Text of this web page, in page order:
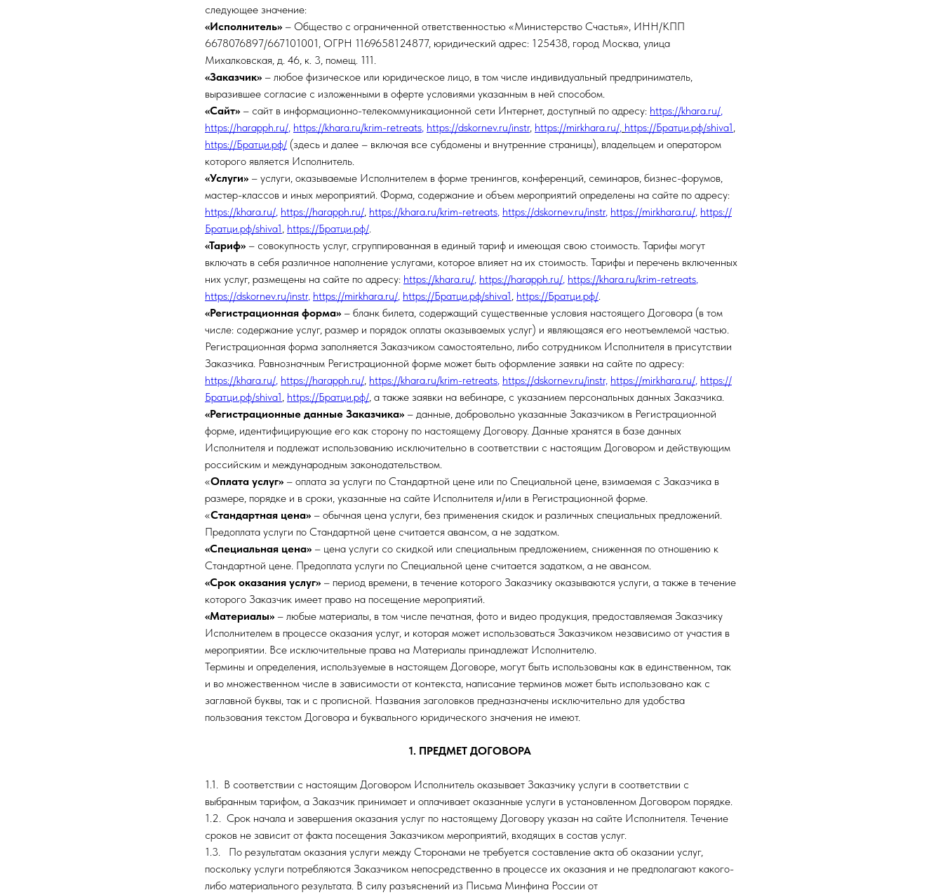
следующее значение:
«Исполнитель» – Общество с ограниченной ответственностью «Министерство Счастья», ИНН/КПП
6678076897/667101001, ОГРН 1169658124877, юридический адрес: 125438, город Москва, улица
Михалковская, д. 46, к. 3, помещ. 111.
«Заказчик» – любое физическое или юридическое лицо, в том числе индивидуальный предприниматель,
выразившее согласие с изложенными в оферте условиями указанным в ней способом.
«Сайт» – сайт в информационно-телекоммуникационной сети Интернет, доступный по адресу: https://khara.ru/,
https://harapph.ru/, https://khara.ru/krim-retreats, https://dskornev.ru/instr, https://mirkhara.ru/, https://Братци.рф/shiva1,
https://Братци.рф/ (здесь и далее – включая все субдомены и внутренние страницы), владельцем и оператором
которого является Исполнитель.
«Услуги» – услуги, оказываемые Исполнителем в форме тренингов, конференций, семинаров, бизнес-форумов,
мастер-классов и иных мероприятий. Форма, содержание и объем мероприятий определены на сайте по адресу:
https://khara.ru/, https://harapph.ru/, https://khara.ru/krim-retreats, https://dskornev.ru/instr, https://mirkhara.ru/, https://
Братци.рф/shiva1, https://Братци.рф/.
«Тариф» – совокупность услуг, сгруппированная в единый тариф и имеющая свою стоимость. Тарифы могут
включать в себя различное наполнение услугами, которое влияет на их стоимость. Тарифы и перечень включенных
них услуг, размещены на сайте по адресу: https://khara.ru/, https://harapph.ru/, https://khara.ru/krim-retreats,
https://dskornev.ru/instr, https://mirkhara.ru/, https://Братци.рф/shiva1, https://Братци.рф/.
«Регистрационная форма» – бланк билета, содержащий существенные условия настоящего Договора (в том
числе: содержание услуг, размер и порядок оплаты оказываемых услуг) и являющаяся его неотъемлемой частью.
Регистрационная форма заполняется Заказчиком самостоятельно, либо сотрудником Исполнителя в присутствии
Заказчика. Равнозначным Регистрационной форме может быть оформление заявки на сайте по адресу:
https://khara.ru/, https://harapph.ru/, https://khara.ru/krim-retreats, https://dskornev.ru/instr, https://mirkhara.ru/, https://
Братци.рф/shiva1, https://Братци.рф/, а также заявки на вебинаре, с указанием персональных данных Заказчика.
«Регистрационные данные Заказчика» – данные, добровольно указанные Заказчиком в Регистрационной
форме, идентифицирующие его как сторону по настоящему Договору. Данные хранятся в базе данных
Исполнителя и подлежат использованию исключительно в соответствии с настоящим Договором и действующим
российским и международным законодательством.
«Оплата услуг» – оплата за услуги по Стандартной цене или по Специальной цене, взимаемая с Заказчика в
размере, порядке и в сроки, указанные на сайте Исполнителя и/или в Регистрационной форме.
«Стандартная цена» – обычная цена услуги, без применения скидок и различных специальных предложений.
Предоплата услуги по Стандартной цене считается авансом, а не задатком.
«Специальная цена» – цена услуги со скидкой или специальным предложением, сниженная по отношению к
Стандартной цене. Предоплата услуги по Специальной цене считается задатком, а не авансом.
«Срок оказания услуг» – период времени, в течение которого Заказчику оказываются услуги, а также в течение
которого Заказчик имеет право на посещение мероприятий.
«Материалы» – любые материалы, в том числе печатная, фото и видео продукция, предоставляемая Заказчику
Исполнителем в процессе оказания услуг, и которая может использоваться Заказчиком независимо от участия в
мероприятии. Все исключительные права на Материалы принадлежат Исполнителю.
Термины и определения, используемые в настоящем Договоре, могут быть использованы как в единственном, так
и во множественном числе в зависимости от контекста, написание терминов может быть использовано как с
заглавной буквы, так и с прописной. Названия заголовков предназначены исключительно для удобства
пользования текстом Договора и буквального юридического значения не имеют.
1. ПРЕДМЕТ ДОГОВОРА
1.1. В соответствии с настоящим Договором Исполнитель оказывает Заказчику услуги в соответствии с
выбранным тарифом, а Заказчик принимает и оплачивает оказанные услуги в установленном Договором порядке.
1.2. Срок начала и завершения оказания услуг по настоящему Договору указан на сайте Исполнителя. Течение
сроков не зависит от факта посещения Заказчиком мероприятий, входящих в состав услуг.
1.3. По результатам оказания услуги между Сторонами не требуется составление акта об оказании услуг,
поскольку услуги потребляются Заказчиком непосредственно в процессе их оказания и не предполагают какого-
либо материального результата. В силу разъяснений из Письма Минфина России от